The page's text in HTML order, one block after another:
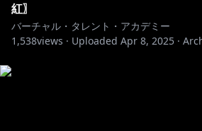
紅〗
バーチャル・タレント・アカデミー
1,538views · Uploaded Apr 8, 2025 ·